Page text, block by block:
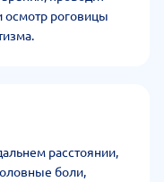
роговицы
расстоянии,
боли,